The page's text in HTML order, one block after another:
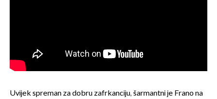
Uvijek spreman za dobru zafrkanciju, šarmantni je Frano na